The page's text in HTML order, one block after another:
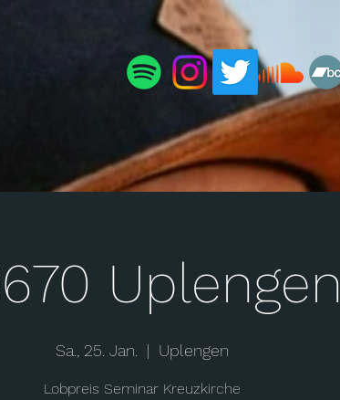
Uplengen
Sa., 25. Jan.
  |
Uplengen
Lobpreis Seminar Kreuzkirche